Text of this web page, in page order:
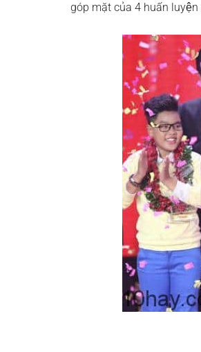
góp mặt của 4 huấn luyện